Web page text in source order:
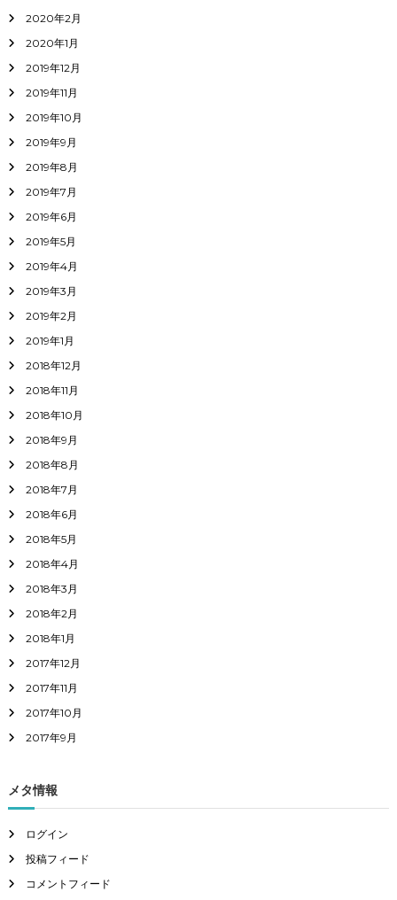
2020年2月
2020年1月
2019年12月
2019年11月
2019年10月
2019年9月
2019年8月
2019年7月
2019年6月
2019年5月
2019年4月
2019年3月
2019年2月
2019年1月
2018年12月
2018年11月
2018年10月
2018年9月
2018年8月
2018年7月
2018年6月
2018年5月
2018年4月
2018年3月
2018年2月
2018年1月
2017年12月
2017年11月
2017年10月
2017年9月
メタ情報
ログイン
投稿フィード
コメントフィード